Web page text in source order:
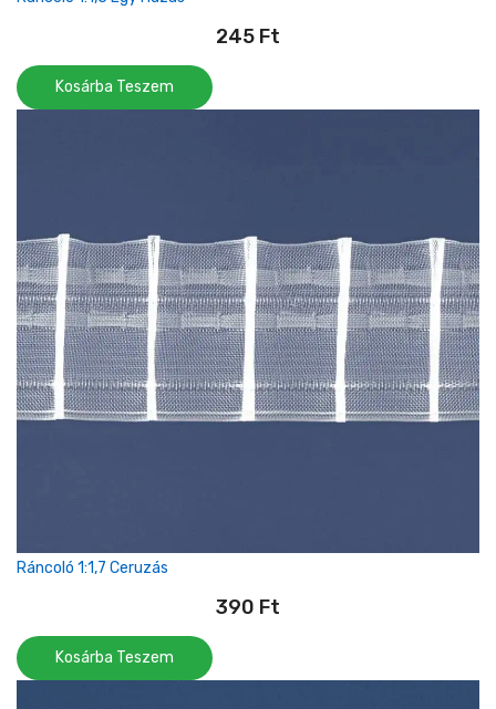
245 Ft
Kosárba Teszem
Ráncoló 1:1,7 Ceruzás
390 Ft
Kosárba Teszem